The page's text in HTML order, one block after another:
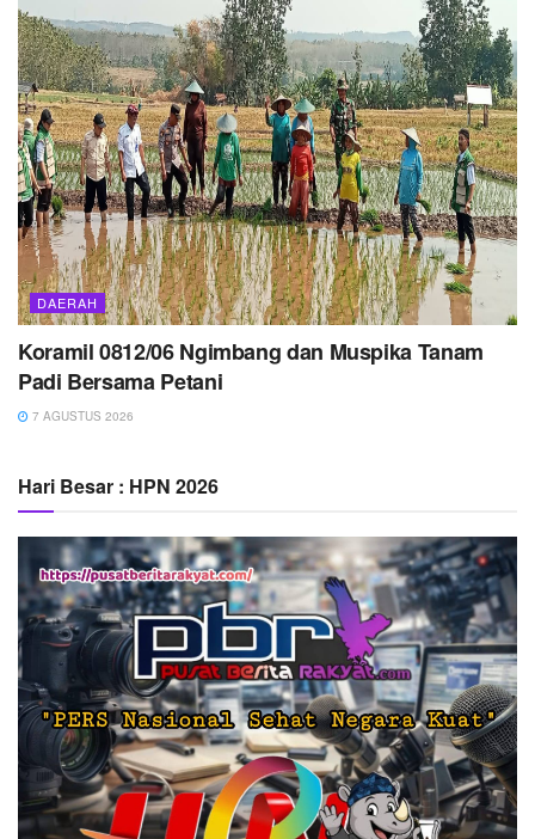
DAERAH
Koramil 0812/06 Ngimbang dan Muspika Tanam
Padi Bersama Petani
7 AGUSTUS 2026
Hari Besar : HPN 2026